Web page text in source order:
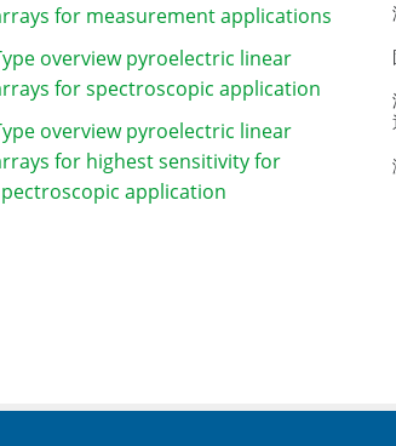
for measurement applications
overview pyroelectric linear
for spectroscopic application
overview pyroelectric linear
for highest sensitivity for
application